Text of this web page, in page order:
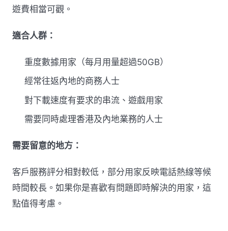
遊費相當可觀。
適合人群：
重度數據用家（每月用量超過50GB）
經常往返內地的商務人士
對下載速度有要求的串流、遊戲用家
需要同時處理香港及內地業務的人士
需要留意的地方：
客戶服務評分相對較低，部分用家反映電話熱線等候
時間較長。如果你是喜歡有問題即時解決的用家，這
點值得考慮。